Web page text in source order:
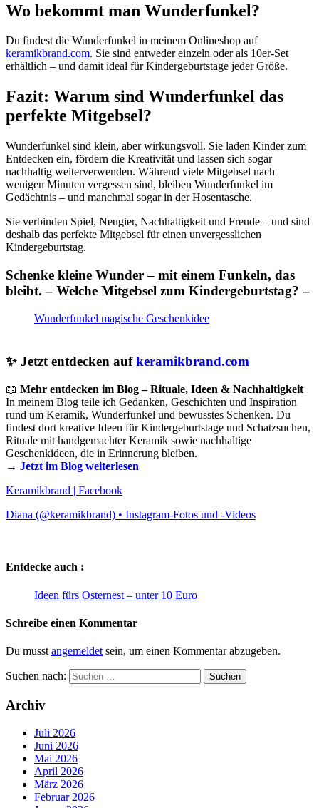
Wo bekommt man Wunderfunkel?
Du findest die Wunderfunkel in meinem Onlineshop auf
keramikbrand.com. Sie sind entweder einzeln oder als 10er-Set
erhältlich – und damit ideal für Kindergeburtstage jeder Größe.
Fazit: Warum sind Wunderfunkel das
perfekte Mitgebsel?
Wunderfunkel sind klein, aber wirkungsvoll. Sie laden Kinder zum
Entdecken ein, fördern die Kreativität und lassen sich sogar
nachhaltig weiterverwenden. Während viele Mitgebsel nach
wenigen Minuten vergessen sind, bleiben Wunderfunkel im
Gedächtnis – und manchmal sogar in der Hosentasche.
Sie verbinden Spiel, Neugier, Nachhaltigkeit und Freude – und sind
deshalb das perfekte Mitgebsel für einen unvergesslichen
Kindergeburtstag.
Schenke kleine Wunder – mit einem Funkeln, das
bleibt. – Welche Mitgebsel zum Kindergeburtstag? –
Wunderfunkel magische Geschenkidee
✨ Jetzt entdecken aufkeramikbrand.com
📖 Mehr entdecken im Blog – Rituale, Ideen & Nachhaltigkeit
In meinem Blog teile ich Gedanken, Geschichten und Inspiration
rund um Keramik, Wunderfunkel und bewusstes Schenken. Du
findest dort kreative Ideen für Kindergeburtstage und Schatzsuchen,
Rituale mit handgemachter Keramik sowie nachhaltige
Geschenkideen, die in Erinnerung bleiben.
→ Jetzt im Blog weiterlesen
Keramikbrand | Facebook
Diana (@keramikbrand) • Instagram-Fotos und -Videos
Entdecke auch :
Ideen fürs Osternest – unter 10 Euro
Schreibe einen Kommentar
Du musst angemeldet sein, um einen Kommentar abzugeben.
Suchen nach:
Archiv
Juli 2026
Juni 2026
Mai 2026
April 2026
März 2026
Februar 2026